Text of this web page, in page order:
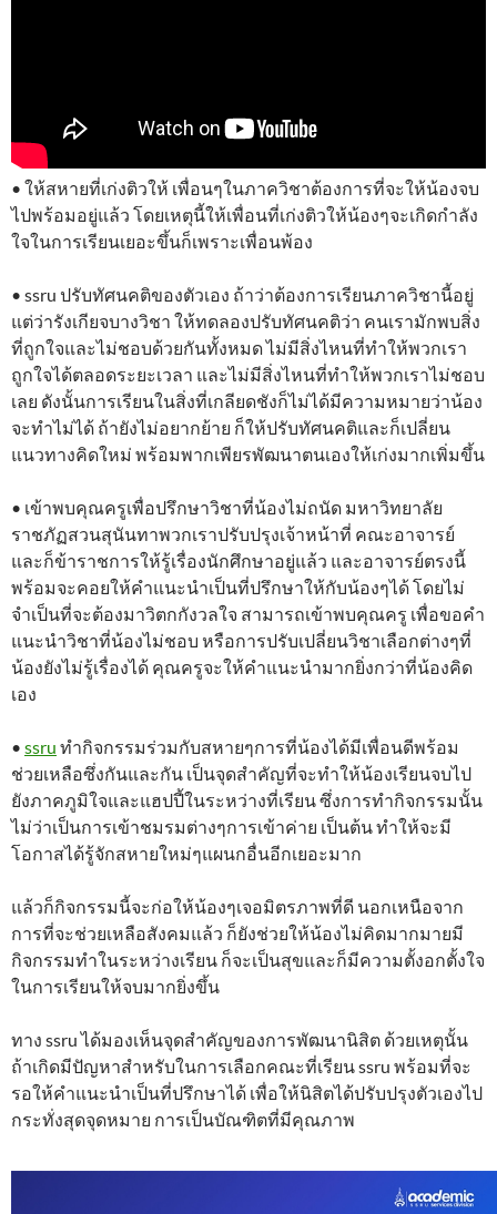
• ให้สหายที่เก่งติวให้ เพื่อนๆในภาควิชาต้องการที่จะให้น้องจบ
ไปพร้อมอยู่แล้ว โดยเหตุนี้ให้เพื่อนที่เก่งติวให้น้องๆจะเกิดกำลัง
ใจในการเรียนเยอะขึ้นก็เพราะเพื่อนพ้อง
• ssru ปรับทัศนคติของตัวเอง ถ้าว่าต้องการเรียนภาควิชานี้อยู่
แต่ว่ารังเกียจบางวิชา ให้ทดลองปรับทัศนคติว่า คนเรามักพบสิ่ง
ที่ถูกใจและไม่ชอบด้วยกันทั้งหมด ไม่มีสิ่งไหนที่ทำให้พวกเรา
ถูกใจได้ตลอดระยะเวลา และไม่มีสิ่งไหนที่ทำให้พวกเราไม่ชอบ
เลย ดังนั้นการเรียนในสิ่งที่เกลียดชังก็ไม่ได้มีความหมายว่าน้อง
จะทำไม่ได้ ถ้ายังไม่อยากย้าย ก็ให้ปรับทัศนคติและก็เปลี่ยน
แนวทางคิดใหม่ พร้อมพากเพียรพัฒนาตนเองให้เก่งมากเพิ่มขึ้น
• เข้าพบคุณครูเพื่อปรึกษาวิชาที่น้องไม่ถนัด มหาวิทยาลัย
ราชภัฏสวนสุนันทาพวกเราปรับปรุงเจ้าหน้าที่ คณะอาจารย์
และก็ข้าราชการให้รู้เรื่องนักศึกษาอยู่แล้ว และอาจารย์ตรงนี้
พร้อมจะคอยให้คำแนะนำเป็นที่ปรึกษาให้กับน้องๆได้ โดยไม่
จำเป็นที่จะต้องมาวิตกกังวลใจ สามารถเข้าพบคุณครู เพื่อขอคำ
แนะนำวิชาที่น้องไม่ชอบ หรือการปรับเปลี่ยนวิชาเลือกต่างๆที่
น้องยังไม่รู้เรื่องได้ คุณครูจะให้คำแนะนำมากยิ่งกว่าที่น้องคิด
เอง
• ssru ทำกิจกรรมร่วมกับสหายๆการที่น้องได้มีเพื่อนดีพร้อม
ช่วยเหลือซึ่งกันและกัน เป็นจุดสำคัญที่จะทำให้น้องเรียนจบไป
ยังภาคภูมิใจและแฮปปี้ในระหว่างที่เรียน ซึ่งการทำกิจกรรมนั้น
ไม่ว่าเป็นการเข้าชมรมต่างๆการเข้าค่าย เป็นต้น ทำให้จะมี
โอกาสได้รู้จักสหายใหม่ๆแผนกอื่นอีกเยอะมาก
แล้วก็กิจกรรมนี้จะก่อให้น้องๆเจอมิตรภาพที่ดี นอกเหนือจาก
การที่จะช่วยเหลือสังคมแล้ว ก็ยังช่วยให้น้องไม่คิดมากมายมี
กิจกรรมทำในระหว่างเรียน ก็จะเป็นสุขและก็มีความตั้งอกตั้งใจ
ในการเรียนให้จบมากยิ่งขึ้น
ทาง ssru ได้มองเห็นจุดสำคัญของการพัฒนานิสิต ด้วยเหตุนั้น
ถ้าเกิดมีปัญหาสำหรับในการเลือกคณะที่เรียน ssru พร้อมที่จะ
รอให้คำแนะนำเป็นที่ปรึกษาได้ เพื่อให้นิสิตได้ปรับปรุงตัวเองไป
กระทั่งสุดจุดหมาย การเป็นบัณฑิตที่มีคุณภาพ